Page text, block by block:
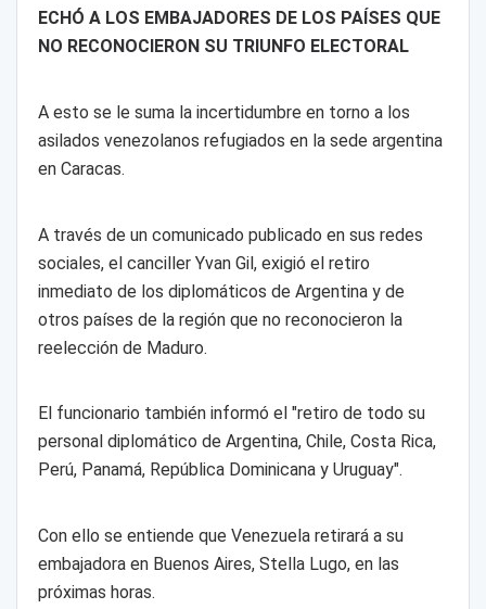
ECHÓ A LOS EMBAJADORES DE LOS PAÍSES QUE
NO RECONOCIERON SU TRIUNFO ELECTORAL
A esto se le suma la incertidumbre en torno a los
asilados venezolanos refugiados en la sede argentina
en Caracas.
A través de un comunicado publicado en sus redes
sociales, el canciller Yvan Gil, exigió el retiro
inmediato de los diplomáticos de Argentina y de
otros países de la región que no reconocieron la
reelección de Maduro.
El funcionario también informó el "retiro de todo su
personal diplomático de Argentina, Chile, Costa Rica,
Perú, Panamá, República Dominicana y Uruguay".
Con ello se entiende que Venezuela retirará a su
embajadora en Buenos Aires, Stella Lugo, en las
próximas horas.